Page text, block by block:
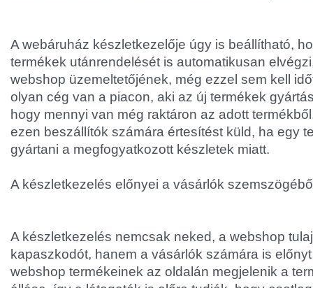
A webáruház készletkezelője úgy is beállítható,
termékek utánrendelését is automatikusan
webshop üzemeltetőjének, még ezzel sem kell
olyan cég van a piacon, aki az új termékek
hogy mennyi van még raktáron az adott
ezen beszállítók számára értesítést küld, ha egy
gyártani a megfogyatkozott készletek miatt.
A készletkezelés előnyei a vásárlók
A készletkezelés nemcsak neked, a webshop
kapaszkodót, hanem a vásárlók számára is
webshop termékeinek az oldalán megjelenik a